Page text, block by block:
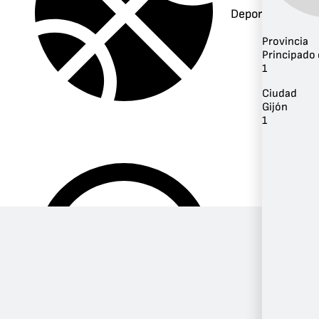
Deportes
Provincia
Principado
1
Ciudad
Gijón
1